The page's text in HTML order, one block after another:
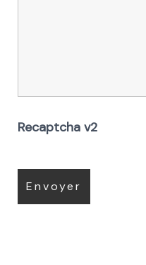
Recaptcha v2